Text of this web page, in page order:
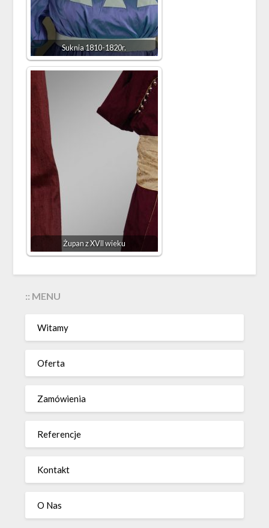
Suknia 1810-1820r.
Żupan z XVII wieku
:: MENU
Witamy
Oferta
Zamówienia
Referencje
Kontakt
O Nas